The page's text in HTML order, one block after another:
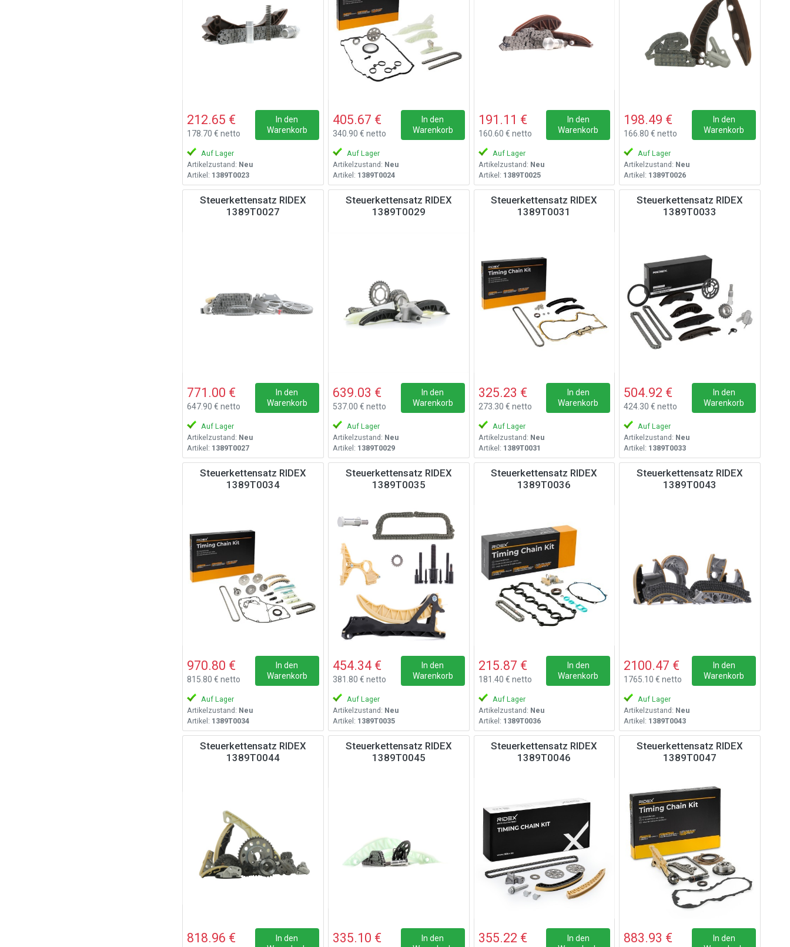
212.65 €
178.70 € netto
In den
Warenkorb
Auf Lager
Artikelzustand: Neu
Artikel: 1389T0023
405.67 €
340.90 € netto
In den
Warenkorb
Auf Lager
Artikelzustand: Neu
Artikel: 1389T0024
191.11 €
160.60 € netto
In den
Warenkorb
Auf Lager
Artikelzustand: Neu
Artikel: 1389T0025
198.49 €
166.80 € netto
In den
Warenkorb
Auf Lager
Artikelzustand: Neu
Artikel: 1389T0026
Steuerkettensatz RIDEX
1389T0027
771.00 €
647.90 € netto
In den
Warenkorb
Auf Lager
Artikelzustand: Neu
Artikel: 1389T0027
Steuerkettensatz RIDEX
1389T0029
639.03 €
537.00 € netto
In den
Warenkorb
Auf Lager
Artikelzustand: Neu
Artikel: 1389T0029
Steuerkettensatz RIDEX
1389T0031
325.23 €
273.30 € netto
In den
Warenkorb
Auf Lager
Artikelzustand: Neu
Artikel: 1389T0031
Steuerkettensatz RIDEX
1389T0033
504.92 €
424.30 € netto
In den
Warenkorb
Auf Lager
Artikelzustand: Neu
Artikel: 1389T0033
Steuerkettensatz RIDEX
1389T0034
970.80 €
815.80 € netto
In den
Warenkorb
Auf Lager
Artikelzustand: Neu
Artikel: 1389T0034
Steuerkettensatz RIDEX
1389T0035
454.34 €
381.80 € netto
In den
Warenkorb
Auf Lager
Artikelzustand: Neu
Artikel: 1389T0035
Steuerkettensatz RIDEX
1389T0036
215.87 €
181.40 € netto
In den
Warenkorb
Auf Lager
Artikelzustand: Neu
Artikel: 1389T0036
Steuerkettensatz RIDEX
1389T0043
2100.47 €
1765.10 € netto
In den
Warenkorb
Auf Lager
Artikelzustand: Neu
Artikel: 1389T0043
Steuerkettensatz RIDEX
1389T0044
818.96 €
In den
Steuerkettensatz RIDEX
1389T0045
335.10 €
In den
Steuerkettensatz RIDEX
1389T0046
355.22 €
In den
Steuerkettensatz RIDEX
1389T0047
883.93 €
In den